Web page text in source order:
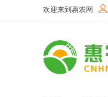
欢迎来到惠农网